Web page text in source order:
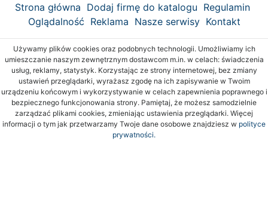
Strona główna Dodaj firmę do katalogu Regulamin
Oglądalność Reklama Nasze serwisy Kontakt
Używamy plików cookies oraz podobnych technologii. Umożliwiamy ich
umieszczanie naszym zewnętrznym dostawcom m.in. w celach: świadczenia
usług, reklamy, statystyk. Korzystając ze strony internetowej, bez zmiany
ustawień przeglądarki, wyrażasz zgodę na ich zapisywanie w Twoim
urządzeniu końcowym i wykorzystywanie w celach zapewnienia poprawnego i
bezpiecznego funkcjonowania strony. Pamiętaj, że możesz samodzielnie
zarządzać plikami cookies, zmieniając ustawienia przeglądarki. Więcej
informacji o tym jak przetwarzamy Twoje dane osobowe znajdziesz w polityce
prywatności.